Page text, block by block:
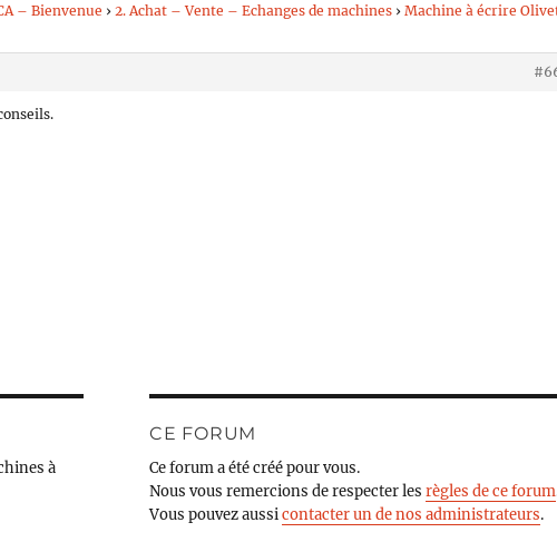
– Bienvenue › 2. Achat – Vente – Echanges de machines › Machine à écrire
à
CE FORUM
Ce forum a été créé pour vous.
Nous vous remercions de respecter lesrègles de ce forum
Vous pouvez aussicontacter un de nos administrateurs.